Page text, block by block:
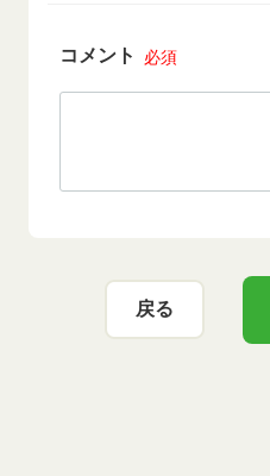
コメント 必須
戻る